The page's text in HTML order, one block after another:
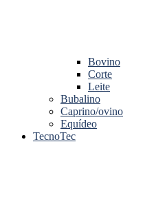
Bovino
Corte
Leite
Bubalino
Caprino/ovino
Equídeo
TecnoTec